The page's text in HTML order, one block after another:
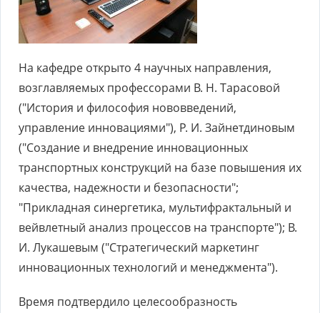
На кафедре открыто 4 научных направления,
возглавляемых профессорами В. Н. Тарасовой
("История и философия нововведений,
управление инновациями"), Р. И. Зайнетдиновым
("Создание и внедрение инновационных
транспортных конструкций на базе повышения их
качества, надежности и безопасности";
"Прикладная синергетика, мультифрактальный и
вейвлетный анализ процессов на транспорте"); В.
И. Лукашевым ("Стратегический маркетинг
инновационных технологий и менеджмента").
Время подтвердило целесообразность